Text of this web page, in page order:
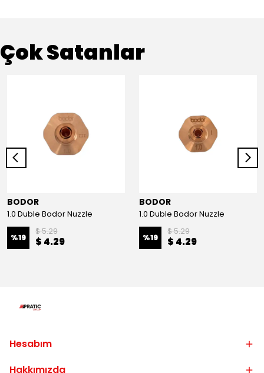
Çok Satanlar
BODOR
1.0 Duble Bodor Nuzzle
%19
$ 5.29
$ 4.29
BODOR
1.0 Duble Bodor Nuzzle
%19
$ 5.29
$ 4.29
Hesabım
Hakkımızda